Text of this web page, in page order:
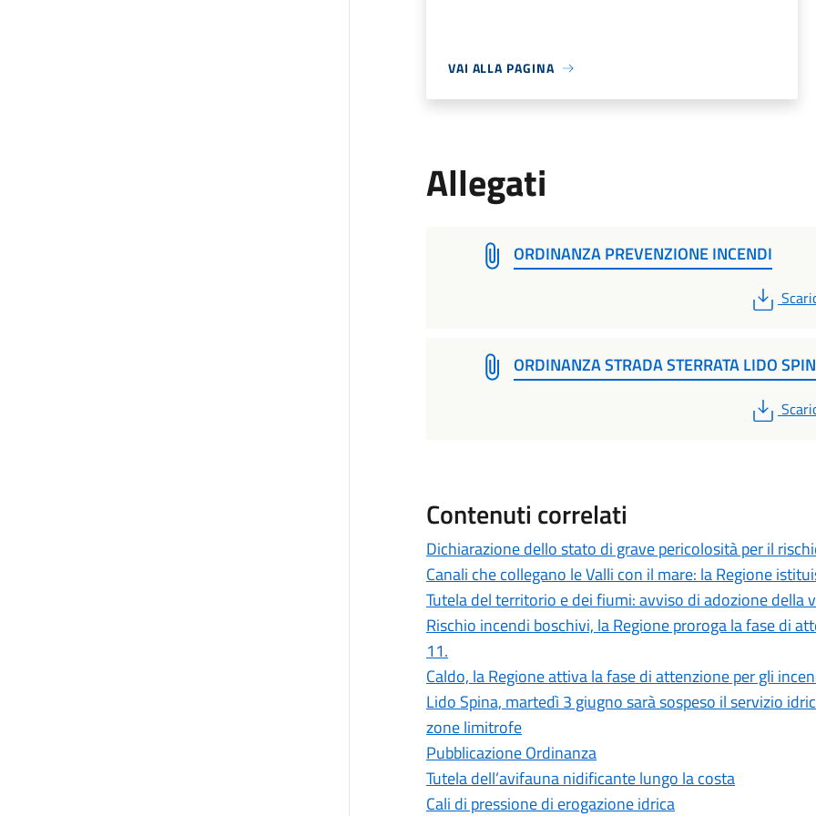
VAI ALLA PAGINA
Allegati
ORDINANZA PREVENZIONE INCENDI
PDF
ORDINANZA STRADA STERRATA LIDO
PDF
Contenuti correlati
Dichiarazione dello stato di grave pericolosità per il
Canali che collegano le Valli con il mare: la Regione
Tutela del territorio e dei fiumi: avviso di adozione della
Rischio incendi boschivi, la Regione proroga la fase di
11.
Caldo, la Regione attiva la fase di attenzione per gli
Lido Spina, martedì 3 giugno sarà sospeso il servizio
zone limitrofe
Pubblicazione Ordinanza
Tutela dell’avifauna nidificante lungo la costa
Cali di pressione di erogazione idrica